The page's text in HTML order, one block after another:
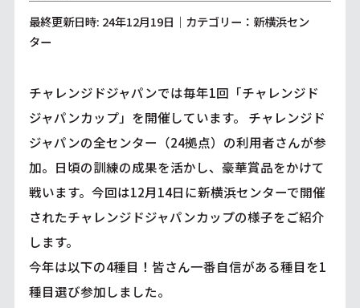
最終更新日時: 24年12月19日｜カテゴリー：新横浜セン
ター
チャレンジドジャパンでは毎年1回「チャレンジド
ジャパンカップ」を開催しています。 チャレンジド
ジャパンの全センター（24拠点）の利用者さんが参
加。日頃の訓練の成果を活かし、豪華賞品をかけて
戦います。今回は12月14日に新横浜センターで開催
されたチャレンジドジャパンカップの様子をご紹介
します。
今年は以下の4種目！皆さん一番自信がある種目を1
種目選び参加しました。